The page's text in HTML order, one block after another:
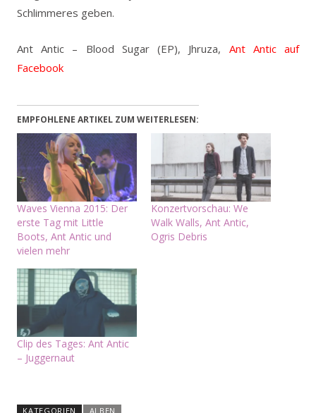
Schlimmeres geben.
Ant Antic – Blood Sugar (EP), Jhruza, Ant Antic auf
Facebook
EMPFOHLENE ARTIKEL ZUM WEITERLESEN:
Waves Vienna 2015: Der
erste Tag mit Little
Boots, Ant Antic und
vielen mehr
Konzertvorschau: We
Walk Walls, Ant Antic,
Ogris Debris
Clip des Tages: Ant Antic
– Juggernaut
KATEGORIEN ALBEN